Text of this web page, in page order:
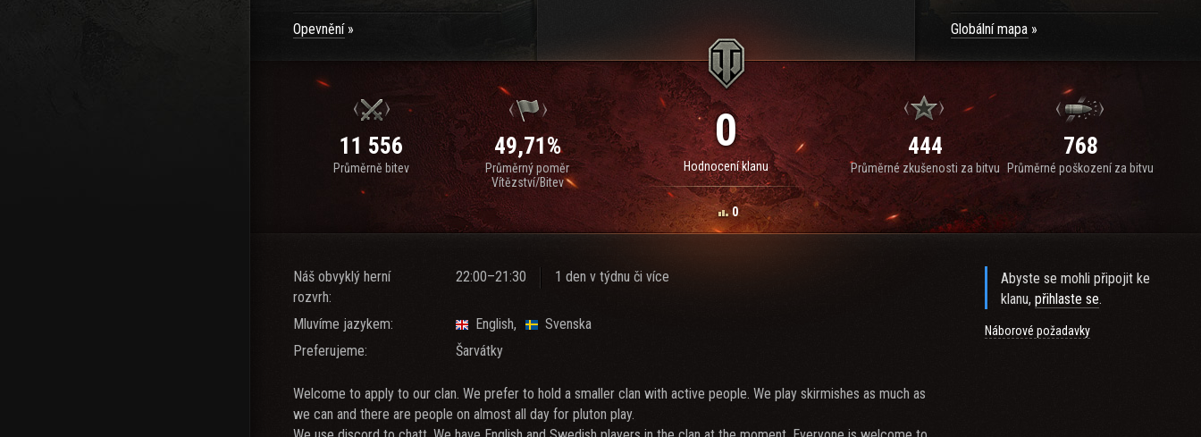
Opevnění Globální mapa
11 556
Průměrně bitev
49,71%
Průměrný poměr
Vítězství/Bitev
0
Hodnocení klanu
0
444
Průměrné zkušenosti za bitvu
768
Průměrné poškození za bitvu
Náš obvyklý herní
rozvrh:
22:00–21:30 1 den v týdnu či více
Mluvíme jazykem: English
Svenska
Preferujeme:
Šarvátky
Welcome to apply to our clan. We prefer to hold a smaller clan with active people. We play skirmishes as much as
we can and there are people on almost all day for pluton play.
Abyste se mohli připojit ke
klanu,přihlaste se.
Náborové požadavky